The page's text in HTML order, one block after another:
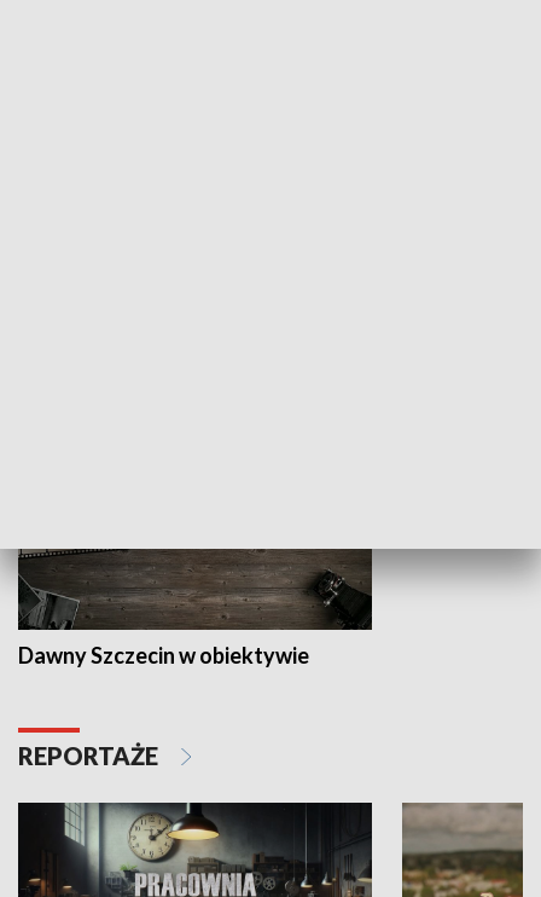
Dawny Szczecin w obiektywie
REPORTAŻE